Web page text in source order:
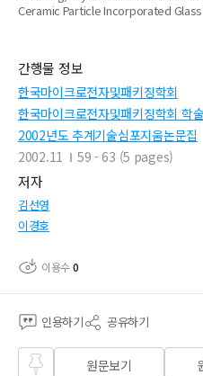
Ceramic Particle Incorporated
간행물 정보
한국마이크로전자및패키징학회
한국마이크로전자및패키징학회 학
2002년도 추계기술심포지움논문집
2002.11
59 - 63 (5 pages)
저자
김선영
이경호
이용수0
인용하기 공유하기
즐겨
원문보기